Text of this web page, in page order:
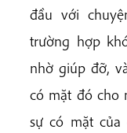
đầu với
trường hợp
nhờ giúp đỡ,
có mặt đó cho
sự có mặt